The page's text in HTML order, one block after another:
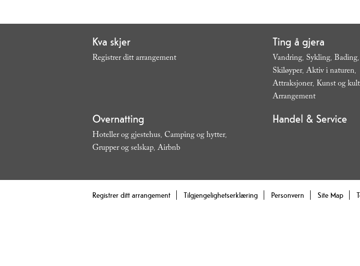
Kva skjer
Registrer ditt arrangement
Ting å gjera
Vandring, Sykling, Bading,
Skiløyper, Aktiv i naturen,
Attraksjoner, Kunst og
Arrangement,
Overnatting
Hoteller og gjestehus, Camping og hytter,
Grupper og selskap, Airbnb
Handel & Service
Registrer ditt arrangement Tilgjengelighetserklæring Personvern Site Map